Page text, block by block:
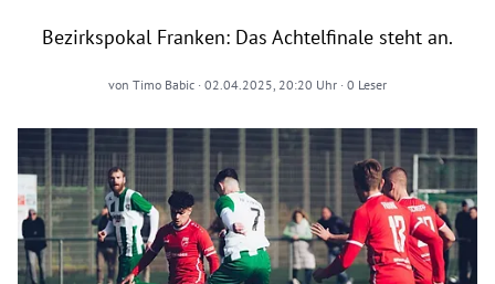
Bezirkspokal Franken: Das Achtelfinale steht an.
von Timo Babic · 02.04.2025, 20:20 Uhr · 0 Leser